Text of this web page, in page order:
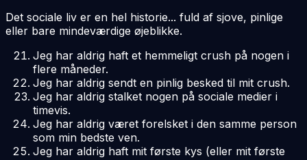
Det sociale liv er en hel historie... fuld af sjove, pinlige
eller bare mindeværdige øjeblikke.
Jeg har aldrig haft et hemmeligt crush på nogen i
flere måneder.
Jeg har aldrig sendt en pinlig besked til mit crush.
Jeg har aldrig stalket nogen på sociale medier i
timevis.
Jeg har aldrig været forelsket i den samme person
som min bedste ven.
Jeg har aldrig haft mit første kys (eller mit første